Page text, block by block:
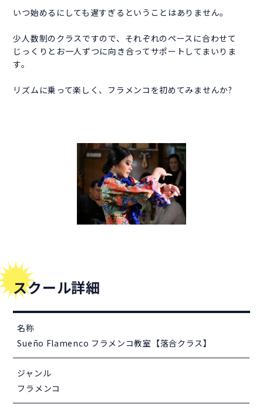
いつ始めるにしても遅すぎるということはありません。
少人数制のクラスですので、それぞれのペースに合わせて
じっくりとお一人ずつに向き合ってサポートしてまいりま
す。
リズムに乗って楽しく、フラメンコを初めてみませんか?
スクール詳細
名称
Sueño Flamenco フラメンコ教室【落合クラス】
ジャンル
フラメンコ